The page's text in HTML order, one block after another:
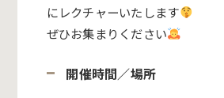
にレクチャーいたします
ぜひお集まりください
開催時間／場所